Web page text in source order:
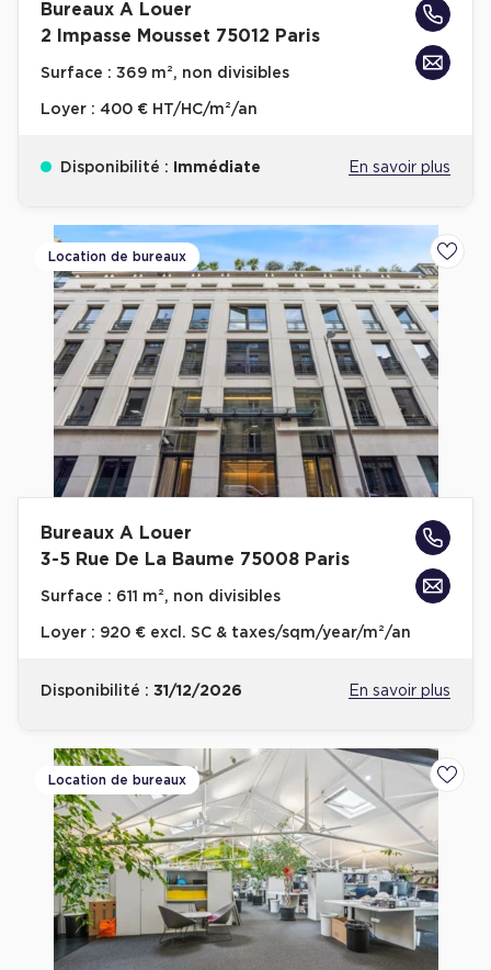
Bureaux A Louer
2 Impasse Mousset 75012 Paris
Surface : 369 m², non divisibles
Loyer : 400 € HT/HC/m²/an
Disponibilité : Immédiate En savoir plus
Location de bureaux
Bureaux A Louer
3-5 Rue De La Baume 75008 Paris
Surface : 611 m², non divisibles
Loyer : 920 € excl. SC & taxes/sqm/year/m²/an
Disponibilité : 31/12/2026 En savoir plus
Location de bureaux